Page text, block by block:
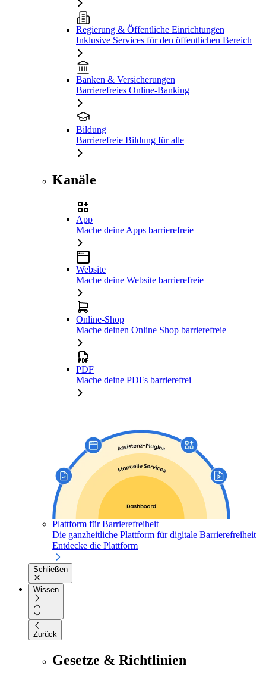
Regierung & Öffentliche Einrichtungen
Inklusive Services für den öffentlichen Bereich
Banken & Versicherungen
Barrierefreies Online-Banking
Bildung
Barrierefreie Bildung für alle
Kanäle
App
Mache deine Apps barrierefreie
Website
Mache deine Website barrierefreie
Online-Shop
Mache deinen Online Shop barrierefreie
PDF
Mache deine PDFs barrierefrei
Plattform für Barrierefreiheit
Die ganzheitliche Plattform für digitale Barrierefreiheit
Entdecke die Plattform
Schließen
Wissen
Zurück
Gesetze & Richtlinien